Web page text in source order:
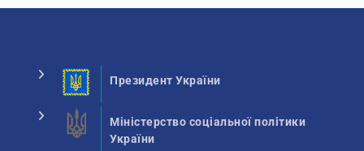
Президент України
Міністерство соціальної політики
України